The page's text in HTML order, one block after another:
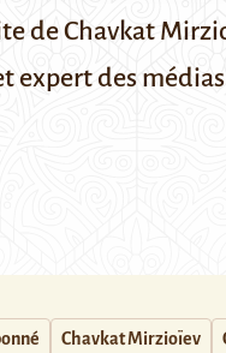
de Chavkat
expert des
Chavkat Mirzioïev